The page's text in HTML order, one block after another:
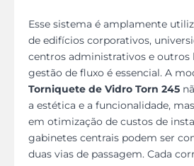
Esse sistema é amplamente
de edifícios corporativos,
centros administrativos e outros
gestão de fluxo é essencial. A
Torniquete de Vidro Torn 245
a estética e a funcionalidade,
em otimização de custos de
gabinetes centrais podem ser
duas vias de passagem. Cada